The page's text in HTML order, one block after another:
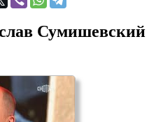
Сумишевский